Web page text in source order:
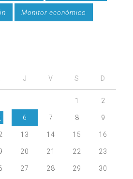
Monitor económico
J V S D
1 2
6 7 8 9
13 14 15 16
20 21 22 23
27 28 29 30